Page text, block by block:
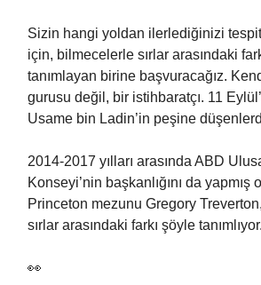
Sizin hangi yoldan ilerlediğinizi
için, bilmecelerle sırlar arasındaki
tanımlayan birine başvuracağız.
gurusu değil, bir istihbaratçı. 11
Usame bin Ladin’in peşine
2014-2017 yılları arasında ABD
Konseyi’nin başkanlığını da
Princeton mezunu Gregory
sırlar arasındaki farkı şöyle tanımlıyor.
👀